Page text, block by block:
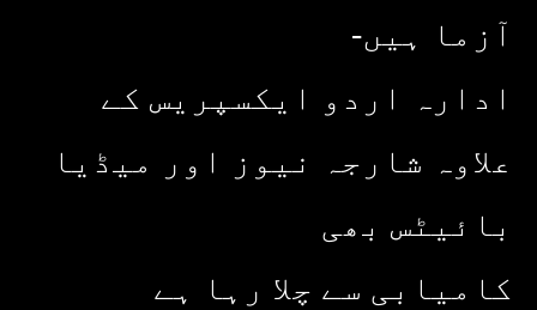
آزما ہیں-
ادارہ اردو ایکسپریس کے
علاوہ شارجہ نیوز اور میڈیا
بائیٹس بھی
کامیابی سے چلا رہا ہے